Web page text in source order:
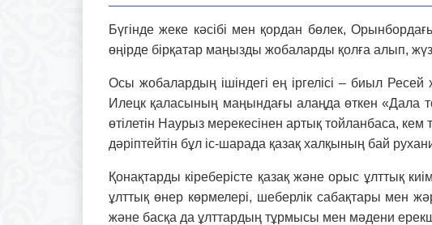
Бүгінде жеке кәсібі мен қордан бөлек,
өңірде бірқатар маңызды жобаларды қолға алып,
Осы жобалардың ішіндегі ең іргелісі – биыл
Илецк қаласының маң­ын­дағы алаңда өткен «Дала
өті­ле­тін Наурыз мерекесінен артық тойлан­баса,
дәріптейтін бұл іс-шара­да қазақ халқының бай
Қонақтарды кіреберісте қазақ және орыс ұлттық
ұлттық өнер көрмелері, шеберлік сабақтары мен
және басқа да ұлттардың тұр­мысы мен мәдени